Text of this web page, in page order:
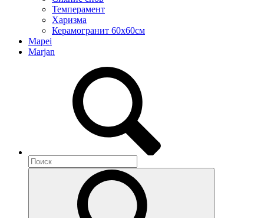
Темперамент
Харизма
Керамогранит 60х60см
Mapei
Marjan